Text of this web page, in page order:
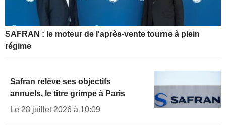
SAFRAN : le moteur de l'après-vente tourne à plein
régime
Safran relève ses objectifs
annuels, le titre grimpe à Paris
Le 28 juillet 2026 à 10:09